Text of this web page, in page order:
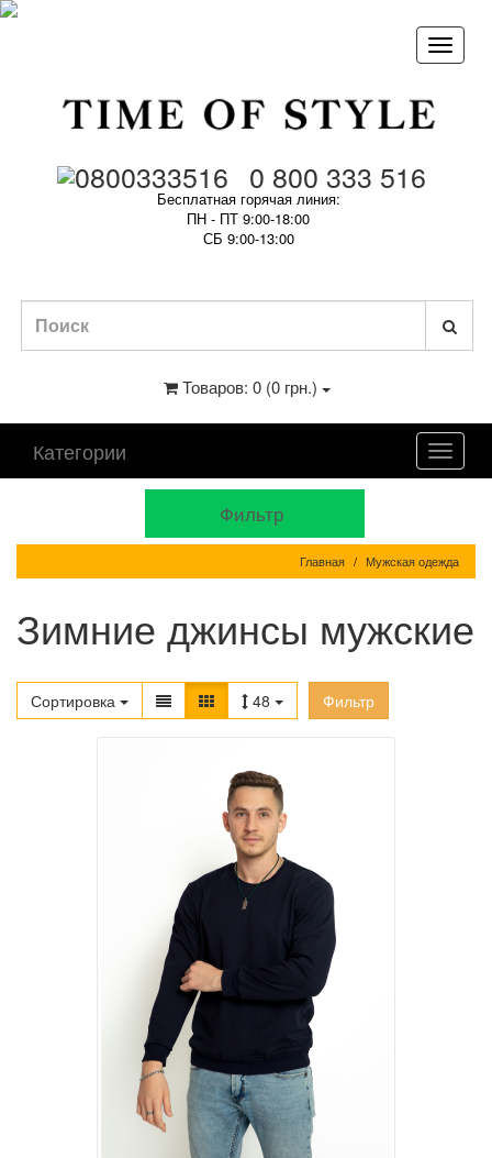
0 800 333 516
Бесплатная горячая линия:
ПН - ПТ 9:00-18:00
СБ 9:00-13:00
Товаров: 0 (0 грн.)
Категории
Фильтр
Главная Мужская одежда
Зимние джинсы мужские
Сортировка 48 Фильтр